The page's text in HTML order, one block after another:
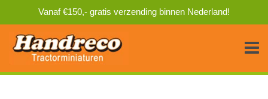
Vanaf €150,- gratis verzending binnen Nederland!